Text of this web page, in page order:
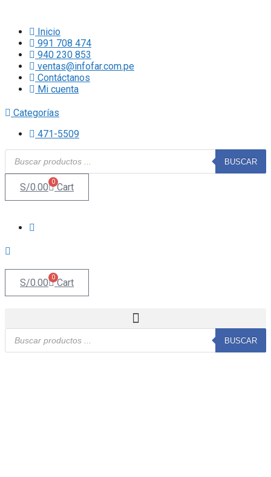
contenidoInicio
991 708 474
940 230 853
ventas@infofar.com.pe
Contáctanos
Mi cuenta
Categorías
471-5509
Búsqueda
de
productos
BUSCAR
S/0.00 0 Cart
S/0.00 0 Cart
Búsqueda
de
productos
BUSCAR